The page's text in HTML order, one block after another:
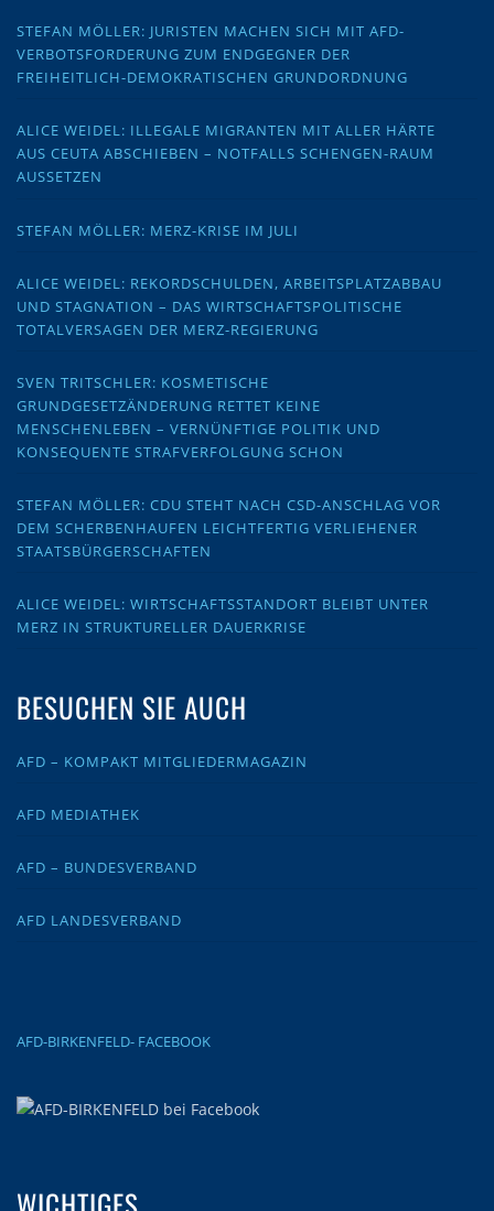
STEFAN MÖLLER: JURISTEN MACHEN SICH MIT AFD-
VERBOTSFORDERUNG ZUM ENDGEGNER DER
FREIHEITLICH-DEMOKRATISCHEN GRUNDORDNUNG
ALICE WEIDEL: ILLEGALE MIGRANTEN MIT ALLER HÄRTE
AUS CEUTA ABSCHIEBEN – NOTFALLS SCHENGEN-RAUM
AUSSETZEN
STEFAN MÖLLER: MERZ-KRISE IM JULI
ALICE WEIDEL: REKORDSCHULDEN, ARBEITSPLATZABBAU
UND STAGNATION – DAS WIRTSCHAFTSPOLITISCHE
TOTALVERSAGEN DER MERZ-REGIERUNG
SVEN TRITSCHLER: KOSMETISCHE
GRUNDGESETZÄNDERUNG RETTET KEINE
MENSCHENLEBEN – VERNÜNFTIGE POLITIK UND
KONSEQUENTE STRAFVERFOLGUNG SCHON
STEFAN MÖLLER: CDU STEHT NACH CSD-ANSCHLAG VOR
DEM SCHERBENHAUFEN LEICHTFERTIG VERLIEHENER
STAATSBÜRGERSCHAFTEN
ALICE WEIDEL: WIRTSCHAFTSSTANDORT BLEIBT UNTER
MERZ IN STRUKTURELLER DAUERKRISE
BESUCHEN SIE AUCH
AFD – KOMPAKT MITGLIEDERMAGAZIN
AFD MEDIATHEK
AFD – BUNDESVERBAND
AFD LANDESVERBAND
AFD-BIRKENFELD- FACEBOOK